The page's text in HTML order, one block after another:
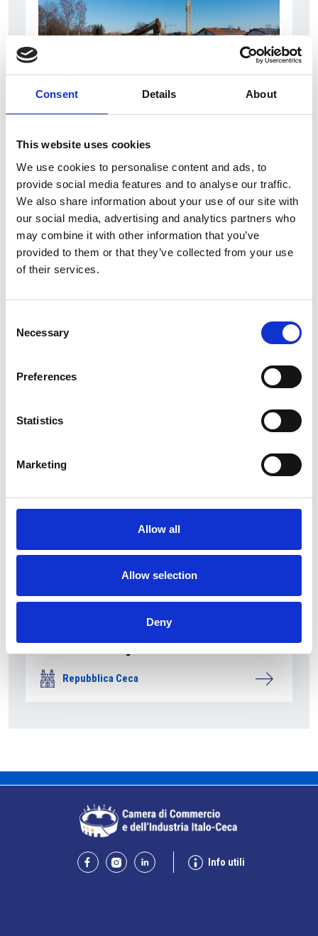
Consent Details About
This website uses cookies
We use cookies to personalise content and ads, to
provide social media features and to analyse our traffic.
We also share information about your use of our site with
our social media, advertising and analytics partners who
may combine it with other information that you’ve
provided to them or that they’ve collected from your use
of their services.
Selection
Necessary
Preferences
Statistics
Marketing
Allow all
Allow selection
Deny
7 Agosto 2026
costruzione di nuove abitazioni
Repubblica Ceca
La Škoda avvia la produzione del suo SUV Peaq
La società pubblica České dráhy verso la
Repubblica Ceca
Info utili